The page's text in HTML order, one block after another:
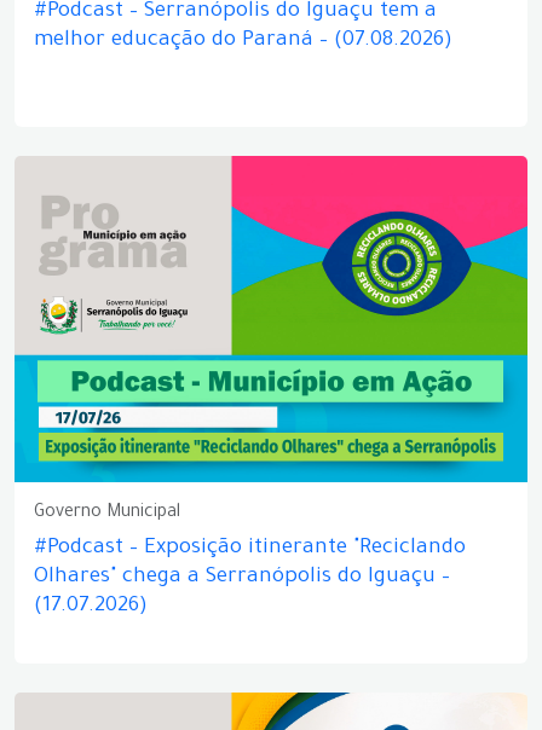
#Podcast – Serranópolis do Iguaçu tem a
melhor educação do Paraná – (07.08.2026)
Governo Municipal
#Podcast – Exposição itinerante "Reciclando
Olhares" chega a Serranópolis do Iguaçu –
(17.07.2026)